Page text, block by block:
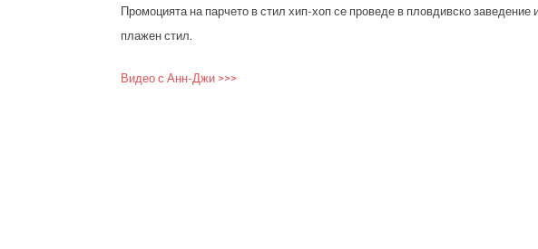
Промоцията на парчето в стил хип-хоп се проведе в пловдивско
плажен стил.
Видео с Анн-Джи >>>